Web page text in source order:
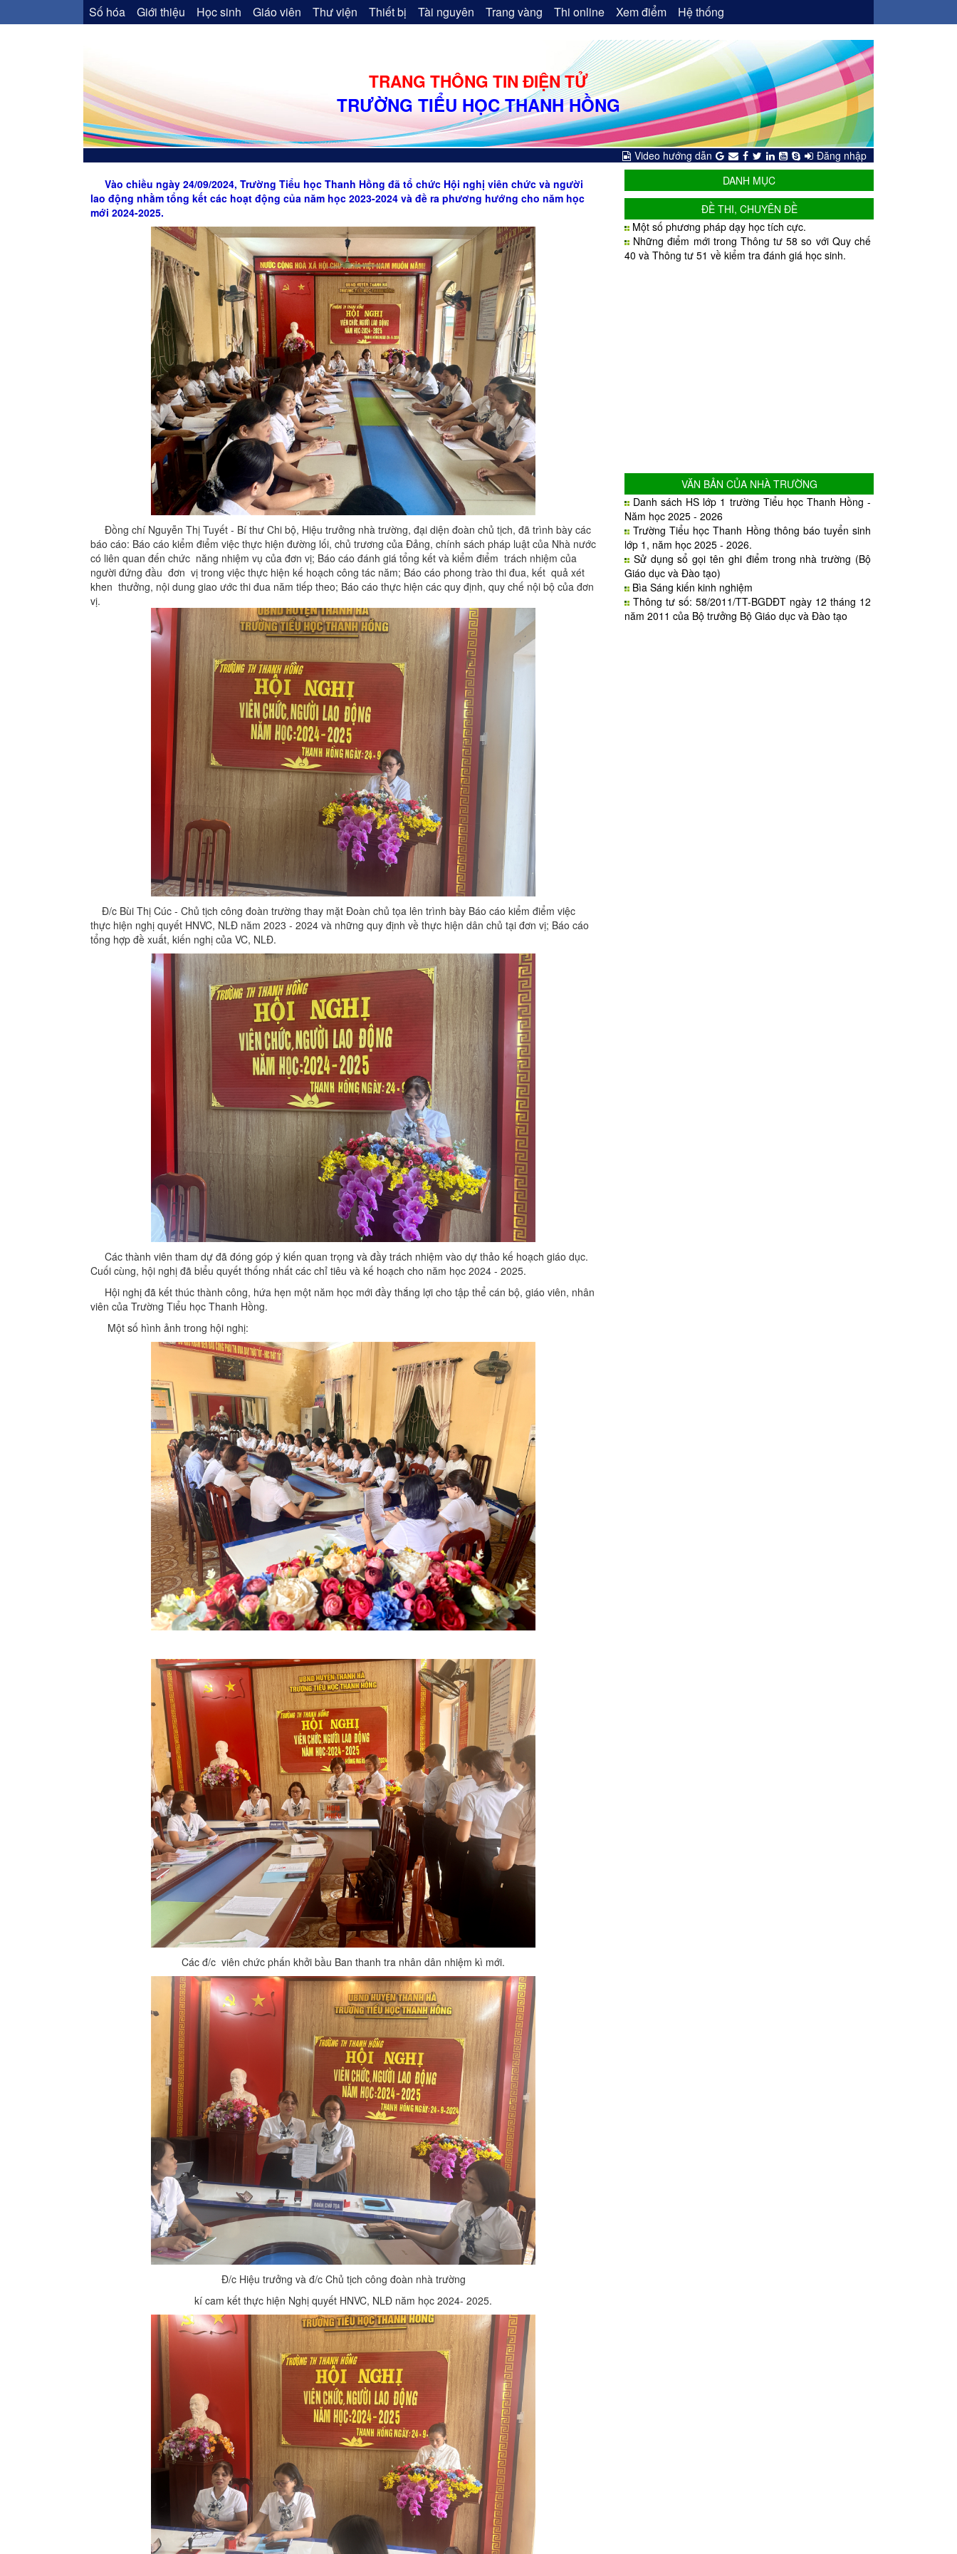
Số hóa Giới thiệu Học sinh Giáo viên Thư viện Thiết bị Tài nguyên Trang vàng Thi online Xem điểm Hệ thống
TRANG THÔNG TIN ĐIỆN TỬ
TRƯỜNG TIỂU HỌC THANH HỒNG
Video hướng dẫn
Đăng nhập
Vào chiều ngày 24/09/2024, Trường Tiểu học Thanh Hồng đã tổ chức Hội nghị viên chức và người
lao động nhằm tổng kết các hoạt động của năm học 2023-2024 và đề ra phương hướng cho năm học
mới 2024-2025.
Đồng chí Nguyễn Thị Tuyết - Bí thư Chi bộ, Hiệu trưởng nhà trường, đại diện đoàn chủ tịch, đã trình bày các
báo cáo: Báo cáo kiểm điểm việc thực hiện đường lối, chủ trương của Đảng, chính sách pháp luật của Nhà nước
có liên quan đến chức năng nhiệm vụ của đơn vị; Báo cáo đánh giá tổng kết và kiểm điểm trách nhiệm của
người đứng đầu đơn vị trong việc thực hiện kế hoạch công tác năm; Báo cáo phong trào thi đua, kết quả xét
khen thưởng, nội dung giao ước thi đua năm tiếp theo; Báo cáo thực hiện các quy định, quy chế nội bộ của đơn
vị.
Đ/c Bùi Thị Cúc - Chủ tịch công đoàn trường thay mặt Đoàn chủ tọa lên trình bày Báo cáo kiểm điểm việc
thực hiện nghị quyết HNVC, NLĐ năm 2023 - 2024 và những quy định về thực hiện dân chủ tại đơn vị; Báo cáo
tổng hợp đề xuất, kiến nghị của VC, NLĐ.
Các thành viên tham dự đã đóng góp ý kiến quan trọng và đầy trách nhiệm vào dự thảo kế hoạch giáo dục.
Cuối cùng, hội nghị đã biểu quyết thống nhất các chỉ tiêu và kế hoạch cho năm học 2024 - 2025.
Hội nghị đã kết thúc thành công, hứa hẹn một năm học mới đầy thắng lợi cho tập thể cán bộ, giáo viên, nhân
viên của Trường Tiểu học Thanh Hồng.
Một số hình ảnh trong hội nghị:
Các đ/c viên chức phấn khởi bầu Ban thanh tra nhân dân nhiệm kì mới.
Đ/c Hiệu trưởng và đ/c Chủ tịch công đoàn nhà trường
kí cam kết thực hiện Nghị quyết HNVC, NLĐ năm học 2024- 2025.
DANH MỤC
ĐỀ THI, CHUYÊN ĐỀ
Một số phương pháp dạy học tích cực.
Những điểm mới trong Thông tư 58 so với Quy chế
40 và Thông tư 51 về kiểm tra đánh giá học sinh.
VĂN BẢN CỦA NHÀ TRƯỜNG
Danh sách HS lớp 1 trường Tiểu học Thanh Hồng -
Năm học 2025 - 2026
Trường Tiểu học Thanh Hồng thông báo tuyển sinh
lớp 1, năm học 2025 - 2026.
Sử dụng sổ gọi tên ghi điểm trong nhà trường (Bộ
Giáo dục và Đào tạo)
Bìa Sáng kiến kinh nghiệm
Thông tư số: 58/2011/TT-BGDĐT ngày 12 tháng 12
năm 2011 của Bộ trưởng Bộ Giáo dục và Đào tạo